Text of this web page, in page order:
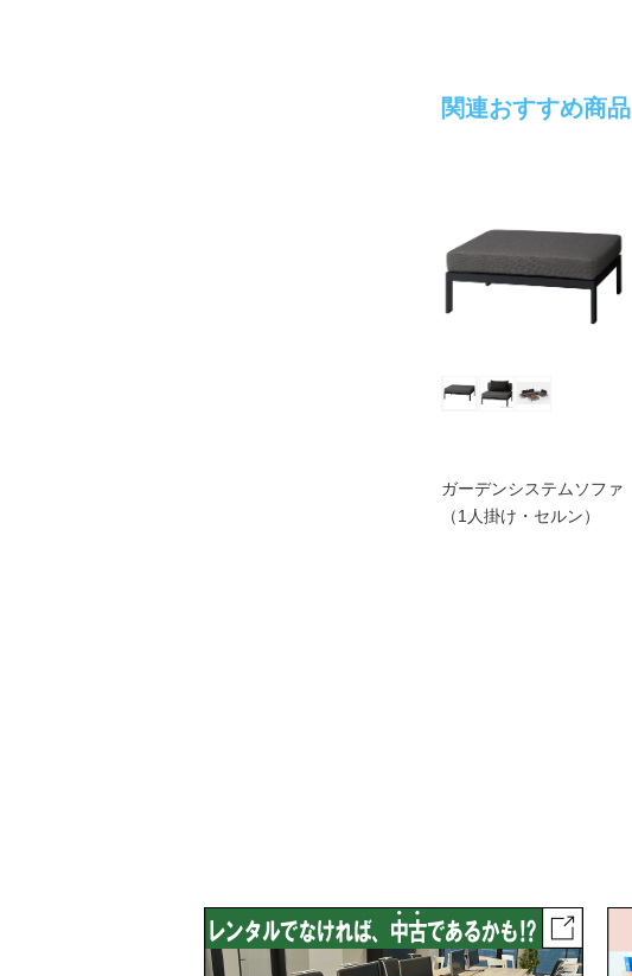
関連おすすめ商品
ガーデンシステムソファ
（1人掛け・セルン）